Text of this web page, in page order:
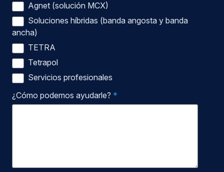
Agnet (solución MCX)
Soluciones híbridas (banda angosta y banda
ancha)
TETRA
Tetrapol
Servicios profesionales
¿Cómo podemos ayudarle? *